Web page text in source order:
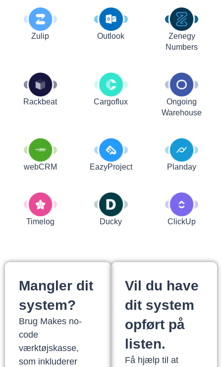
Zulip Outlook
Zenegy
Numbers
Rackbeat Cargoflux
Ongoing
Warehouse
webCRM EazyProject Planday
Timelog Ducky ClickUp
Mangler dit
system?
Brug Makes no-
code
værktøjskasse,
som inkluderer
Vil du have
dit system
opført på
listen.
Få hjælp til at